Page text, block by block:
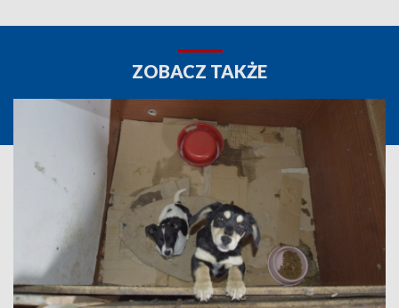
ZOBACZ TAKŻE